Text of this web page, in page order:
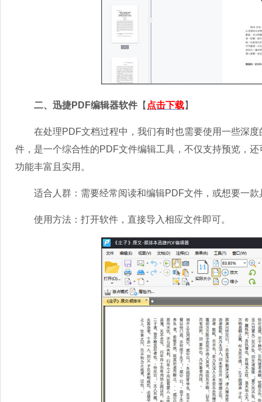
二、迅捷PDF编辑器软件 【 点击下载】
在处理PDF文档过程中，我们有时也需要使用一些深度
件，是一个综合性的PDF文件编辑工具，不仅支持预览，
功能丰富且实用。
适合人群：需要经常阅读和编辑PDF文件，或想要一款
使用方法：打开软件，直接导入相应文件即可。